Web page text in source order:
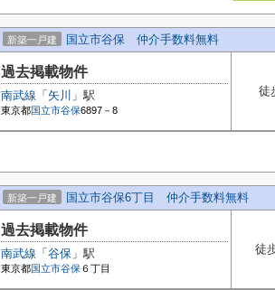
新築一戸建 国立市谷保 仲介手数料無料
過去掲載物件
南武線 「 矢川 」駅
東京都国立市谷保6897－8
徒
新築一戸建 国立市谷保6丁目 仲介手数料無料
過去掲載物件
南武線 「 谷保 」駅
東京都国立市谷保６丁目
徒